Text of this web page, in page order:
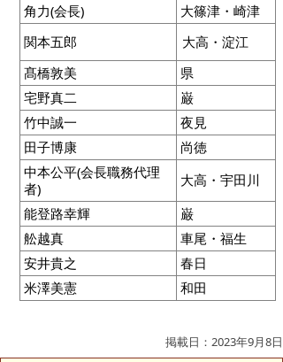
角力(会長)
大篠津・崎津
関本五郎
大高・淀江
髙橋敦美
県
宅野真二
巌
竹中誠一
夜見
田子博康
尚徳
中本公平(会長職務代理
者)
大高・宇田川
能登路幸輝
巌
舩越真
車尾・福生
安井貴之
春日
米澤美憲
和田
掲載日：2023年9月8日